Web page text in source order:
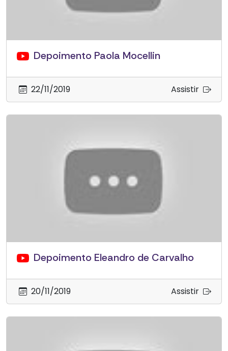
Depoimento Paola Mocellin
22/11/2019 Assistir
Depoimento Eleandro de Carvalho
20/11/2019 Assistir